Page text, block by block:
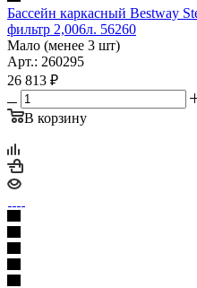
Бассейн каркасный Bestway
фильтр 2,006л. 56260
Мало (менее 3 шт)
Арт.: 260295
26 813 ₽
В корзину